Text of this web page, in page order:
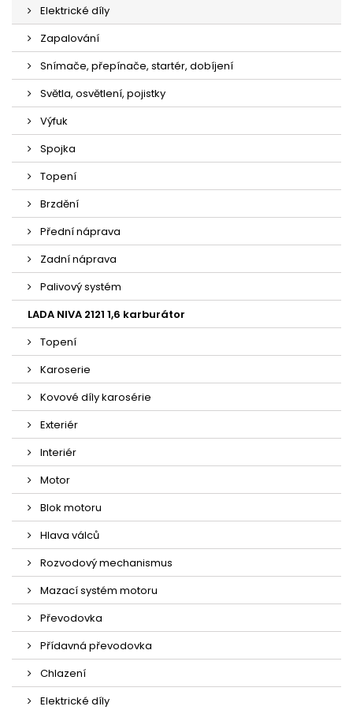
Elektrické díly
Zapalování
Snímače, přepínače, startér, dobíjení
Světla, osvětlení, pojistky
Výfuk
Spojka
Topení
Brzdění
Přední náprava
Zadní náprava
Palivový systém
LADA NIVA 2121 1,6 karburátor
Topení
Karoserie
Kovové díly karosérie
Exteriér
Interiér
Motor
Blok motoru
Hlava válců
Rozvodový mechanismus
Mazací systém motoru
Převodovka
Přídavná převodovka
Chlazení
Elektrické díly